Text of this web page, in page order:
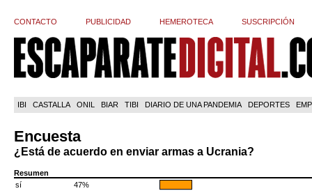
CONTACTO PUBLICIDAD HEMEROTECA SUSCRIPCIÓN
IBI CASTALLA ONIL BIAR TIBI DIARIO DE UNA PANDEMIA DEPORTES
Encuesta
¿Está de acuerdo en enviar armas a Ucrania?
Resumen
sí
47%